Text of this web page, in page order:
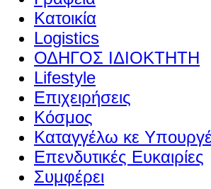
Κατοικία
Logistics
ΟΔΗΓΟΣ ΙΔΙΟΚΤΗΤΗ
Lifestyle
Επιχειρήσεις
Κόσμος
Καταγγέλω κε Υπουργέ
Επενδυτικές Ευκαιρίες
Συμφέρει